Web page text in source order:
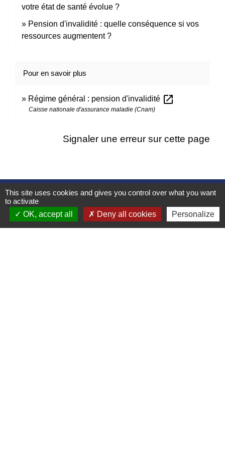
votre état de santé évolue ?
Pension d'invalidité : quelle conséquence si vos
ressources augmentent ?
Pour en savoir plus
Régime général : pension d'invalidité open_in_new
Caisse nationale d'assurance maladie (Cnam)
Signaler une erreur sur cette page
Contacts
Mairie d’Izieu
25, rue des Lauzes
This site uses cookies and gives you control over what you want
to activate
OK, accept all
Deny all cookies Personalize